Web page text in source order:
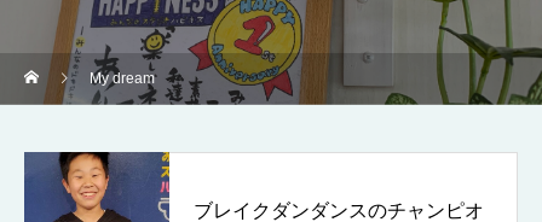
My dream
ブレイクダンダンスのチャンピオ